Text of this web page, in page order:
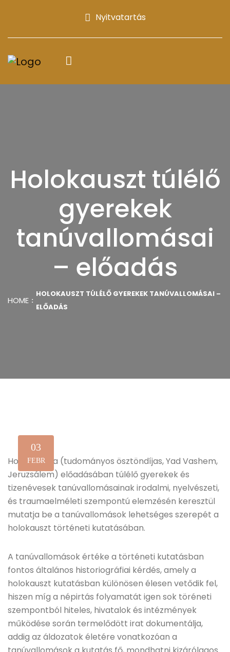
Nyitvatartás
Holokauszt túlélő
gyerekek
tanúvallomásai
– előadás
HOME
HOLOKAUSZT TÚLÉLŐ GYEREKEK TANÚVALLOMÁSAI –
ELŐADÁS
03
FEBR
Horváth Rita (tudományos ösztöndíjas, Yad Vashem,
Jeruzsálem) előadásában túlélő gyerekek és
tizenévesek tanúvallomásainak irodalmi, nyelvészeti,
és traumaelméleti szempontú elemzésén keresztül
mutatja be a tanúvallomások lehetséges szerepét a
holokauszt történeti kutatásában.
A tanúvallomások értéke a történeti kutatásban
fontos általános historiográfiai kérdés, amely a
holokauszt kutatásban különösen élesen vetődik fel,
hiszen míg a népirtás folyamatát igen sok töréneti
szempontból hiteles, hivatalok és intézmények
működése során termelődött irat dokumentálja,
addig az áldozatok életére vonatkozóan a